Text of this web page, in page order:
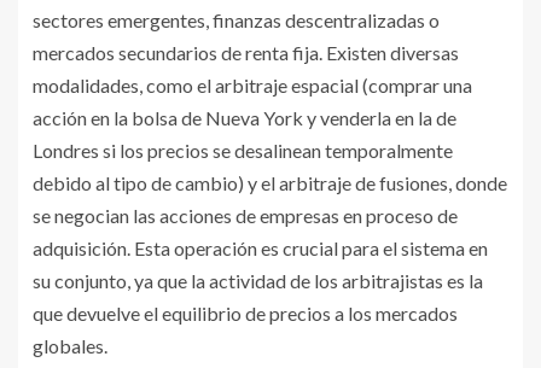
sectores emergentes, finanzas descentralizadas o
mercados secundarios de renta fija. Existen diversas
modalidades, como el arbitraje espacial (comprar una
acción en la bolsa de Nueva York y venderla en la de
Londres si los precios se desalinean temporalmente
debido al tipo de cambio) y el arbitraje de fusiones, donde
se negocian las acciones de empresas en proceso de
adquisición. Esta operación es crucial para el sistema en
su conjunto, ya que la actividad de los arbitrajistas es la
que devuelve el equilibrio de precios a los mercados
globales.